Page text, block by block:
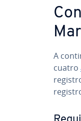
A
cuatro